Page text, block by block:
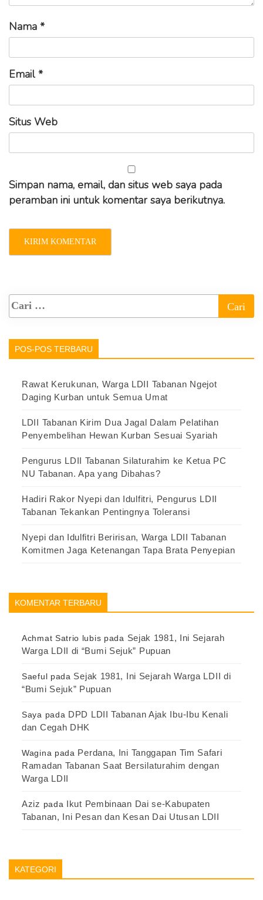
Nama *
Email *
Situs Web
Simpan nama, email, dan situs web saya pada
peramban ini untuk komentar saya berikutnya.
POS-POS TERBARU
Rawat Kerukunan, Warga LDII Tabanan Ngejot
Daging Kurban untuk Semua Umat
LDII Tabanan Kirim Dua Jagal Dalam Pelatihan
Penyembelihan Hewan Kurban Sesuai Syariah
Pengurus LDII Tabanan Silaturahim ke Ketua PC
NU Tabanan. Apa yang Dibahas?
Hadiri Rakor Nyepi dan Idulfitri, Pengurus LDII
Tabanan Tekankan Pentingnya Toleransi
Nyepi dan Idulfitri Beririsan, Warga LDII Tabanan
Komitmen Jaga Ketenangan Tapa Brata Penyepian
KOMENTAR TERBARU
Achmat Satrio lubis pada Sejak 1981, Ini Sejarah
Warga LDII di “Bumi Sejuk” Pupuan
Saeful pada Sejak 1981, Ini Sejarah Warga LDII di
“Bumi Sejuk” Pupuan
Saya pada DPD LDII Tabanan Ajak Ibu-Ibu Kenali
dan Cegah DHK
Wagina pada Perdana, Ini Tanggapan Tim Safari
Ramadan Tabanan Saat Bersilaturahim dengan
Warga LDII
Aziz pada Ikut Pembinaan Dai se-Kabupaten
Tabanan, Ini Pesan dan Kesan Dai Utusan LDII
KATEGORI